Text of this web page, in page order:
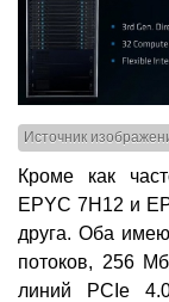
Источник
Кроме как
EPYC 7H12 и
друга. Оба
потоков, 256
линий PCIe